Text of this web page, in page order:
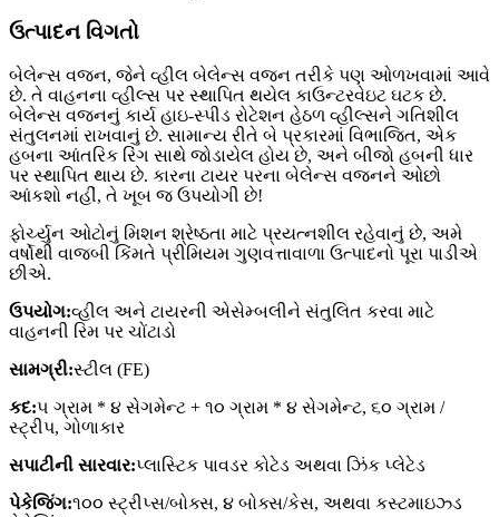
ઉત્પાદન વિગતો
બેલેન્સ વજન, જેને વ્હીલ બેલેન્સ વજન તરીકે પણ ઓળખવામાં આવે
છે. તે વાહનના વ્હીલ્સ પર સ્થાપિત થયેલ કાઉન્ટરવેઇટ ઘટક છે.
બેલેન્સ વજનનું કાર્ય હાઇ-સ્પીડ રોટેશન હેઠળ વ્હીલ્સને ગતિશીલ
સંતુલનમાં રાખવાનું છે. સામાન્ય રીતે બે પ્રકારમાં વિભાજિત, એક
હબના આંતરિક રિંગ સાથે જોડાયેલ હોય છે, અને બીજો હબની ધાર
પર સ્થાપિત થાય છે. કારના ટાયર પરના બેલેન્સ વજનને ઓછો
આંકશો નહીં, તે ખૂબ જ ઉપયોગી છે!
ફોર્ચ્યુન ઓટોનું મિશન શ્રેષ્ઠતા માટે પ્રયત્નશીલ રહેવાનું છે, અમે
વર્ષોથી વાજબી કિંમતે પ્રીમિયમ ગુણવત્તાવાળા ઉત્પાદનો પૂરા પાડીએ
છીએ.
ઉપયોગ:વ્હીલ અને ટાયરની એસેમ્બલીને સંતુલિત કરવા માટે
વાહનની રિમ પર ચોંટાડો
સામગ્રી:સ્ટીલ (FE)
કદ:૫ ગ્રામ * ૪ સેગમેન્ટ + ૧૦ ગ્રામ * ૪ સેગમેન્ટ, ૬૦ ગ્રામ /
સ્ટ્રીપ, ગોળાકાર
સપાટીની સારવાર:પ્લાસ્ટિક પાવડર કોટેડ અથવા ઝિંક પ્લેટેડ
પેકેજિંગ:૧૦૦ સ્ટ્રીપ્સ/બોક્સ, ૪ બોક્સ/કેસ, અથવા કસ્ટમાઇઝ્ડ